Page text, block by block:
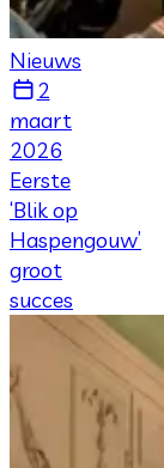
Nieuws
2
maart
2026
Eerste
‘Blik op
Haspengouw’
groot
succes